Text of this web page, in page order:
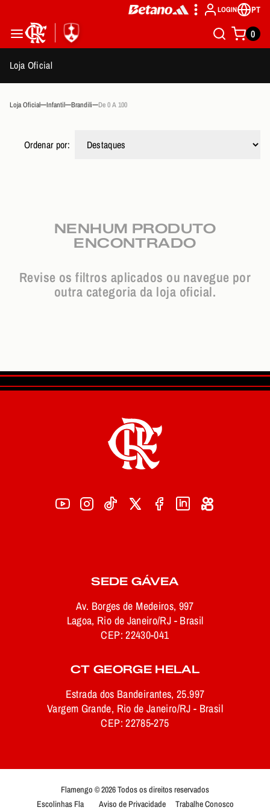
LOGIN PT
0
Loja Oficial
Loja Oficial Infantil Brandili De 0 A 100
Ordenar por:
NENHUM PRODUTO
ENCONTRADO
Revise os filtros aplicados ou navegue por
outra categoria da loja oficial.
SEDE GÁVEA
Av. Borges de Medeiros, 997
Lagoa, Rio de Janeiro/RJ - Brasil
CEP: 22430-041
CT GEORGE HELAL
Estrada dos Bandeirantes, 25.997
Vargem Grande, Rio de Janeiro/RJ - Brasil
CEP: 22785-275
Flamengo © 2026 Todos os direitos reservados
Escolinhas Fla
Aviso de Privacidade Trabalhe Conosco